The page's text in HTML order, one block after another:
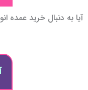
آيا به دنبال خريد عمده